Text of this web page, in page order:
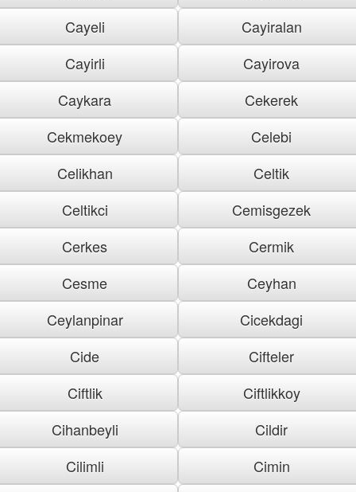
Cayeli
Cayiralan
Cayirli
Cayirova
Caykara
Cekerek
Cekmekoey
Celebi
Celikhan
Celtik
Celtikci
Cemisgezek
Cerkes
Cermik
Cesme
Ceyhan
Ceylanpinar
Cicekdagi
Cide
Cifteler
Ciftlik
Ciftlikkoy
Cihanbeyli
Cildir
Cilimli
Cimin